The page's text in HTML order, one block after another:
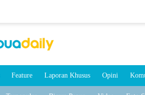
Feature Laporan Khusus Opini